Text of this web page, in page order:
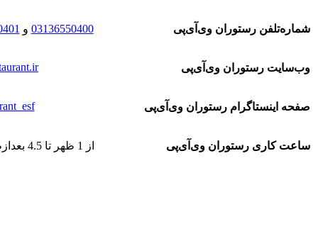
شماره‌تلفن رستوران وی‌آی‌پی 03136550400 و
وب‌سایت رستوران وی‌آی‌پی
صفحه اینستاگرام رستوران وی‌آی‌پی
ساعت کاری رستوران وی‌آی‌پی از 1 ظهر تا 4.5 بعدازظهر و از 8 شب تا 11 شب